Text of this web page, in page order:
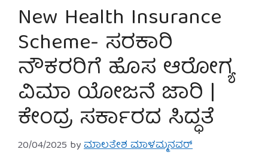
New Health Insurance
Scheme- ಸರಕಾರಿ
ನೌಕರರಿಗೆ ಹೊಸ ಆರೋಗ್ಯ
ವಿಮಾ ಯೋಜನೆ ಜಾರಿ |
ಕೇಂದ್ರ ಸರ್ಕಾರದ ಸಿದ್ಧತೆ
20/04/2025 byಮಾಲತೇಶ ಮಾಳಮ್ಮನವರ್